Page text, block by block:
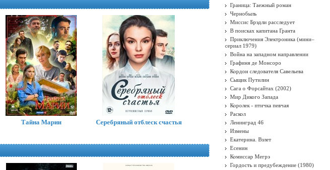
Тайна Марии Серебряный отблеск счастья
Граница: Таежный роман
Чернобыль
Миссис Брэдли расследует
В поисках капитана Гранта
Приключения Электроника (мини–
сериал 1979)
Война на западном направлении
Графиня де Монсоро
Кордон следователя Савельева
Сыщик Путилин
Сага о Форсайтах (2002)
Мир Дикого Запада
Королек - птичка певчая
Раскол
Ленинград 46
Измены
Екатерина. Взлет
Есенин
Комиссар Мегрэ
Гордость и предубеждение (1980)